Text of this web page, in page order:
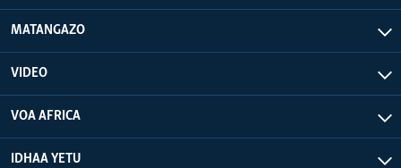
MATANGAZO
VIDEO
VOA AFRICA
IDHAA YETU